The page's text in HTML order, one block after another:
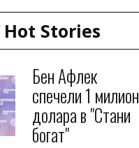
Hot Stories
Бен Афлек
спечели 1 милион
долара в "Стани
богат"